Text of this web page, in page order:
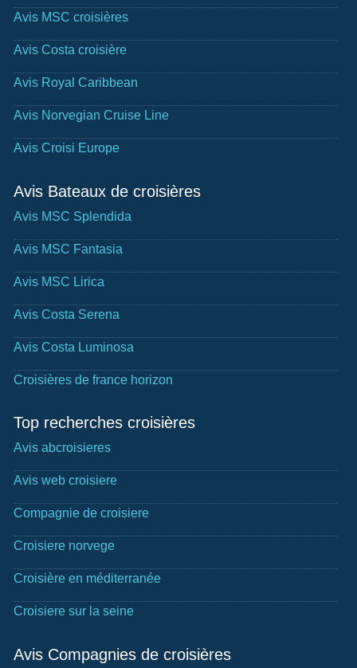
Avis MSC croisières
Avis Costa croisière
Avis Royal Caribbean
Avis Norvegian Cruise Line
Avis Croisi Europe
Avis Bateaux de croisières
Avis MSC Splendida
Avis MSC Fantasia
Avis MSC Lirica
Avis Costa Serena
Avis Costa Luminosa
Croisières de france horizon
Top recherches croisières
Avis abcroisieres
Avis web croisiere
Compagnie de croisiere
Croisiere norvege
Croisière en méditerranée
Croisiere sur la seine
Avis Compagnies de croisières